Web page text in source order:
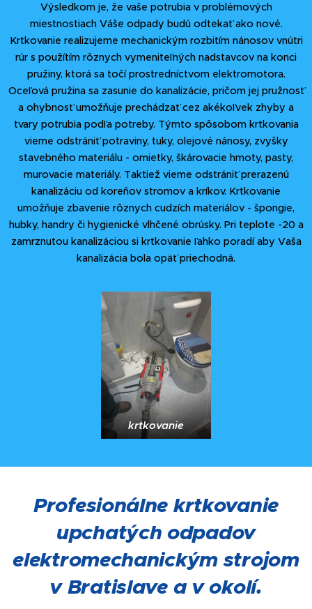
Výsledkom je, že vaše potrubia v problémových
miestnostiach Váše odpady budú odtekať ako nové.
Krtkovanie realizujeme mechanickým rozbitím nánosov vnútri
rúr s použítím rôznych vymeniteľných nadstavcov na konci
pružiny, ktorá sa točí prostredníctvom elektromotora.
Oceľová pružina sa zasunie do kanalizácie, pričom jej pružnosť
a ohybnosť umožňuje prechádzať cez akékoľvek zhyby a
tvary potrubia podľa potreby. Týmto spôsobom krtkovania
vieme odstrániť potraviny, tuky, olejové nánosy, zvyšky
stavebného materiálu - omietky, škárovacie hmoty, pasty,
murovacie materiály. Taktiež vieme odstrániť prerazenú
kanalizáciu od koreňov stromov a kríkov. Krtkovanie
umožňuje zbavenie rôznych cudzích materiálov - špongie,
hubky, handry či hygienické vlhčené obrúsky. Pri teplote -20 a
zamrznutou kanalizáciou si krtkovanie ľahko poradí aby Vaša
kanalizácia bola opäť priechodná.
krtkovanie
Profesionálne krtkovanie
upchatých odpadov
elektromechanickým strojom
v Bratislave a v okolí.